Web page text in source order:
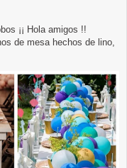
¡¡ Hola amigos !!
de mesa hechos de lino,